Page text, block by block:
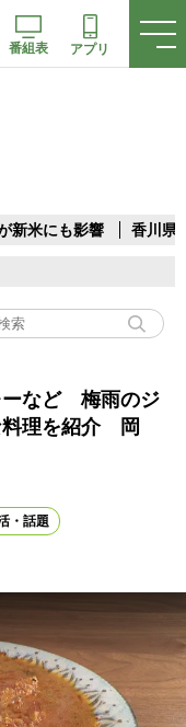
番組表 アプリ
新米にも影響 香川県
ーなど 梅雨のジ
料理を紹介 岡
・話題